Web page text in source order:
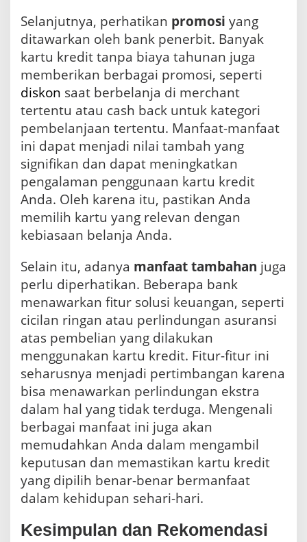
Selanjutnya, perhatikan promosi yang
ditawarkan oleh bank penerbit. Banyak
kartu kredit tanpa biaya tahunan juga
memberikan berbagai promosi, seperti
diskon saat berbelanja di merchant
tertentu atau cash back untuk kategori
pembelanjaan tertentu. Manfaat-manfaat
ini dapat menjadi nilai tambah yang
signifikan dan dapat meningkatkan
pengalaman penggunaan kartu kredit
Anda. Oleh karena itu, pastikan Anda
memilih kartu yang relevan dengan
kebiasaan belanja Anda.
Selain itu, adanya manfaat tambahan juga
perlu diperhatikan. Beberapa bank
menawarkan fitur solusi keuangan, seperti
cicilan ringan atau perlindungan asuransi
atas pembelian yang dilakukan
menggunakan kartu kredit. Fitur-fitur ini
seharusnya menjadi pertimbangan karena
bisa menawarkan perlindungan ekstra
dalam hal yang tidak terduga. Mengenali
berbagai manfaat ini juga akan
memudahkan Anda dalam mengambil
keputusan dan memastikan kartu kredit
yang dipilih benar-benar bermanfaat
dalam kehidupan sehari-hari.
Kesimpulan dan Rekomendasi